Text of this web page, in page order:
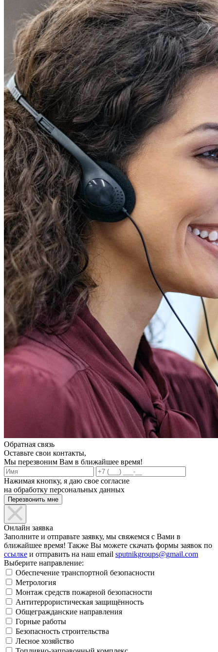
Обратная связь
Оставьте свои контакты,
Мы перезвоним Вам в ближайшее время!
Нажимая кнопку, я даю свое согласие
на обработку персональных данных
Онлайн заявка
Заполните и отправьте заявку, мы свяжемся с Вами в
ближайшее время! Также Вы можете скачать формы заявок по
ссылке и отправить на наш email sputnikgroups@gmail.com
Выберите направление:
Обеспечение транспортной безопасности
Метрология
Монтаж средств пожарной безопасности
Антитеррористическая защищённость
Общегражданские направления
Горные работы
Безопасность строительства
Лесное хозяйство